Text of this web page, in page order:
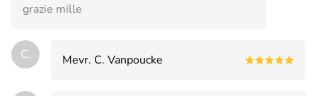
grazie mille
C. Mevr. C. Vanpoucke